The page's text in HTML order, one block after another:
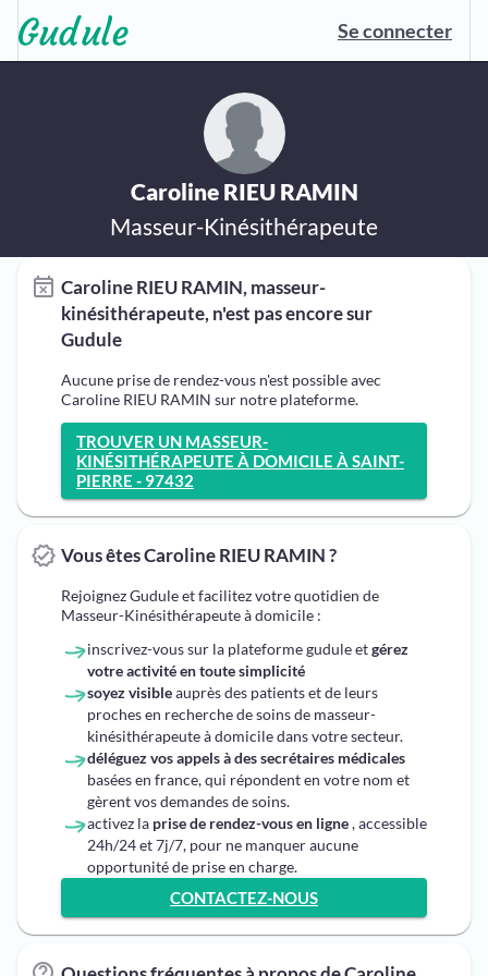
Se connecter
Caroline RIEU RAMIN
Masseur-Kinésithérapeute
Caroline RIEU RAMIN, masseur-
kinésithérapeute, n'est pas encore sur
Gudule
Aucune prise de rendez-vous n'est possible avec
Caroline RIEU RAMIN sur notre plateforme.
TROUVER UN MASSEUR-
KINÉSITHÉRAPEUTE À DOMICILE À SAINT-
PIERRE - 97432
Vous êtes Caroline RIEU RAMIN ?
Rejoignez Gudule et facilitez votre quotidien de
Masseur-Kinésithérapeute à domicile :
inscrivez-vous sur la plateforme gudule etgérez
votre activité en toute simplicité
soyez visibleauprès des patients et de leurs
proches en recherche de soins de masseur-
kinésithérapeute à domicile dans votre secteur.
déléguez vos appels à des secrétaires médicales
basées en france, qui répondent en votre nom et
gèrent vos demandes de soins.
activez la prise de rendez-vous en ligne, accessible
24h/24 et 7j/7, pour ne manquer aucune
opportunité de prise en charge.
CONTACTEZ-NOUS